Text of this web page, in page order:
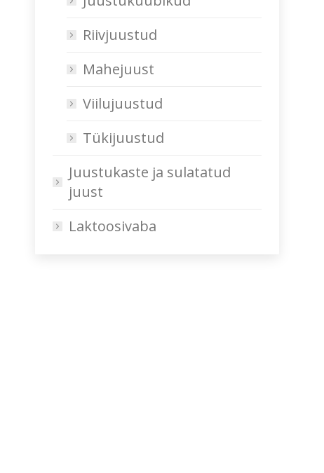
Riivjuustud
Mahejuust
Viilujuustud
Tükijuustud
Juustukaste ja sulatatud
juust
Laktoosivaba